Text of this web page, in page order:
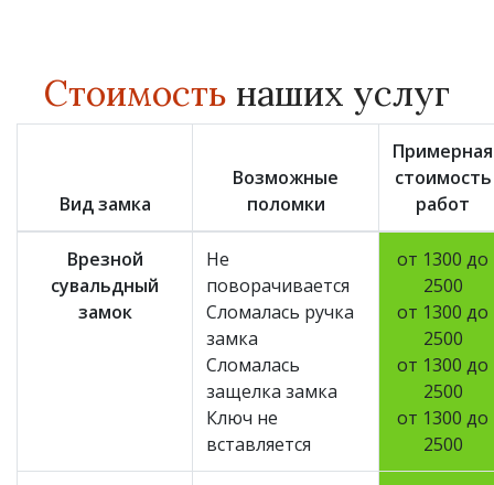
Стоимость наших услуг
Вид замка
Возможные
поломки
Примерная
стоимость
работ
Врезной
сувальдный
замок
Не
поворачивается
Сломалась ручка
замка
Сломалась
защелка замка
Ключ не
вставляется
от 1300 до
2500
от 1300 до
2500
от 1300 до
2500
от 1300 до
2500